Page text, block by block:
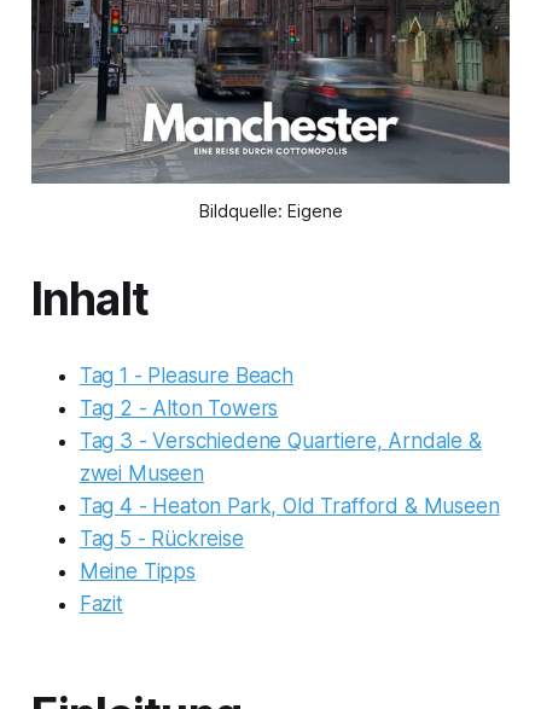
Bildquelle: Eigene
Inhalt
Tag 1 - Pleasure Beach
Tag 2 - Alton Towers
Tag 3 - Verschiedene Quartiere, Arndale &
zwei Museen
Tag 4 - Heaton Park, Old Trafford & Museen
Tag 5 - Rückreise
Meine Tipps
Fazit